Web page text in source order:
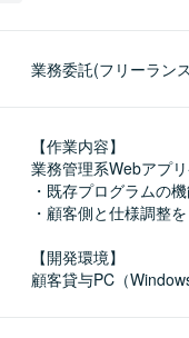
業務委託(フリーラン
【作業内容】
業務管理系Webアプ
・既存プログラムの
・顧客側と仕様調整
【開発環境】
顧客貸与PC（